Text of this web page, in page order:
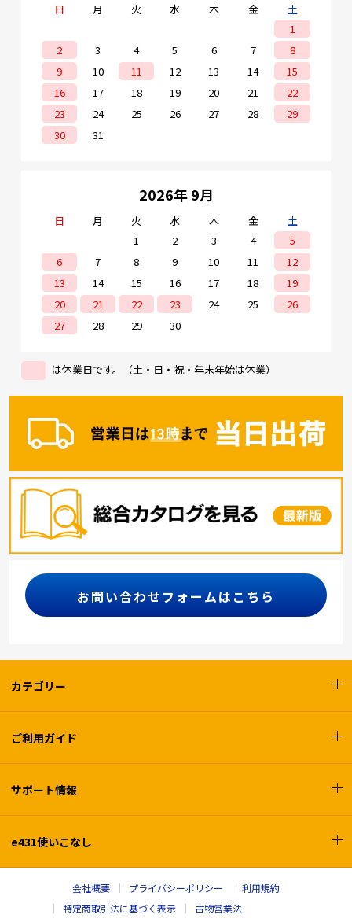
日 月 火 水 木 金
土
1
2
3 4 5 6 7
8
9
10 11 12 13 14
15
16
17 18 19 20 21
22
23
24 25 26 27 28
29
30
31
2026年 9月
日 月 火 水 木 金
土
1
2 3 4
5
6
7 8 9 10 11
12
13
14 15 16 17 18
19
20
21 22 23 24 25
26
27
28 29 30
は休業日です。（土・日・祝・年末年始は休業）
お問い合わせフォームはこちら
カテゴリー
ご利用ガイド
サポート情報
e431使いこなし
会社概要 プライバシーポリシー
利用規約
特定商取引法に基づく表示
古物営業法